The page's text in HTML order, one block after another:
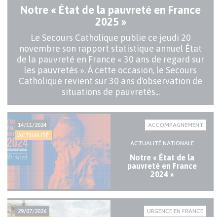
Notre « État de la pauvreté en France
2025 »
Le Secours Catholique publie ce jeudi 20
novembre son rapport statistique annuel État
de la pauvreté en France « 30 ans de regard sur
les pauvretés ». À cette occasion, le Secours
Catholique revient sur 30 ans d'observation de
situations de pauvretés...
14/11/2024
ACTUALITÉ
ACCOMPAGNEMENT
ACTUALITÉ NATIONALE
Notre « État de la
pauvreté en France
2024 »
29/07/2026
URGENCE EN FRANCE